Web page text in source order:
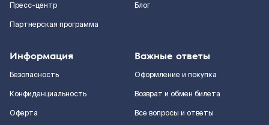
Пресс-центр
Партнерская программа
Блог
Информация
Безопасность
Конфиденциальность
Оферта
Важные ответы
Оформление и покупка
Возврат и обмен билета
Все вопросы и ответы